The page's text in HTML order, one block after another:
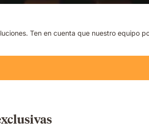
Ten en cuenta que nuestro equipo